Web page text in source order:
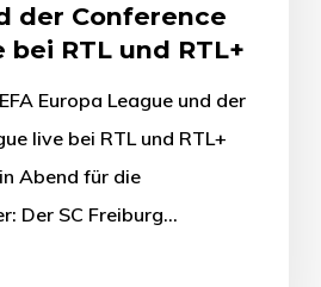
der Conference
bei RTL und RTL+
Europa League und der
live bei RTL und RTL+
Abend für die
Der SC Freiburg…